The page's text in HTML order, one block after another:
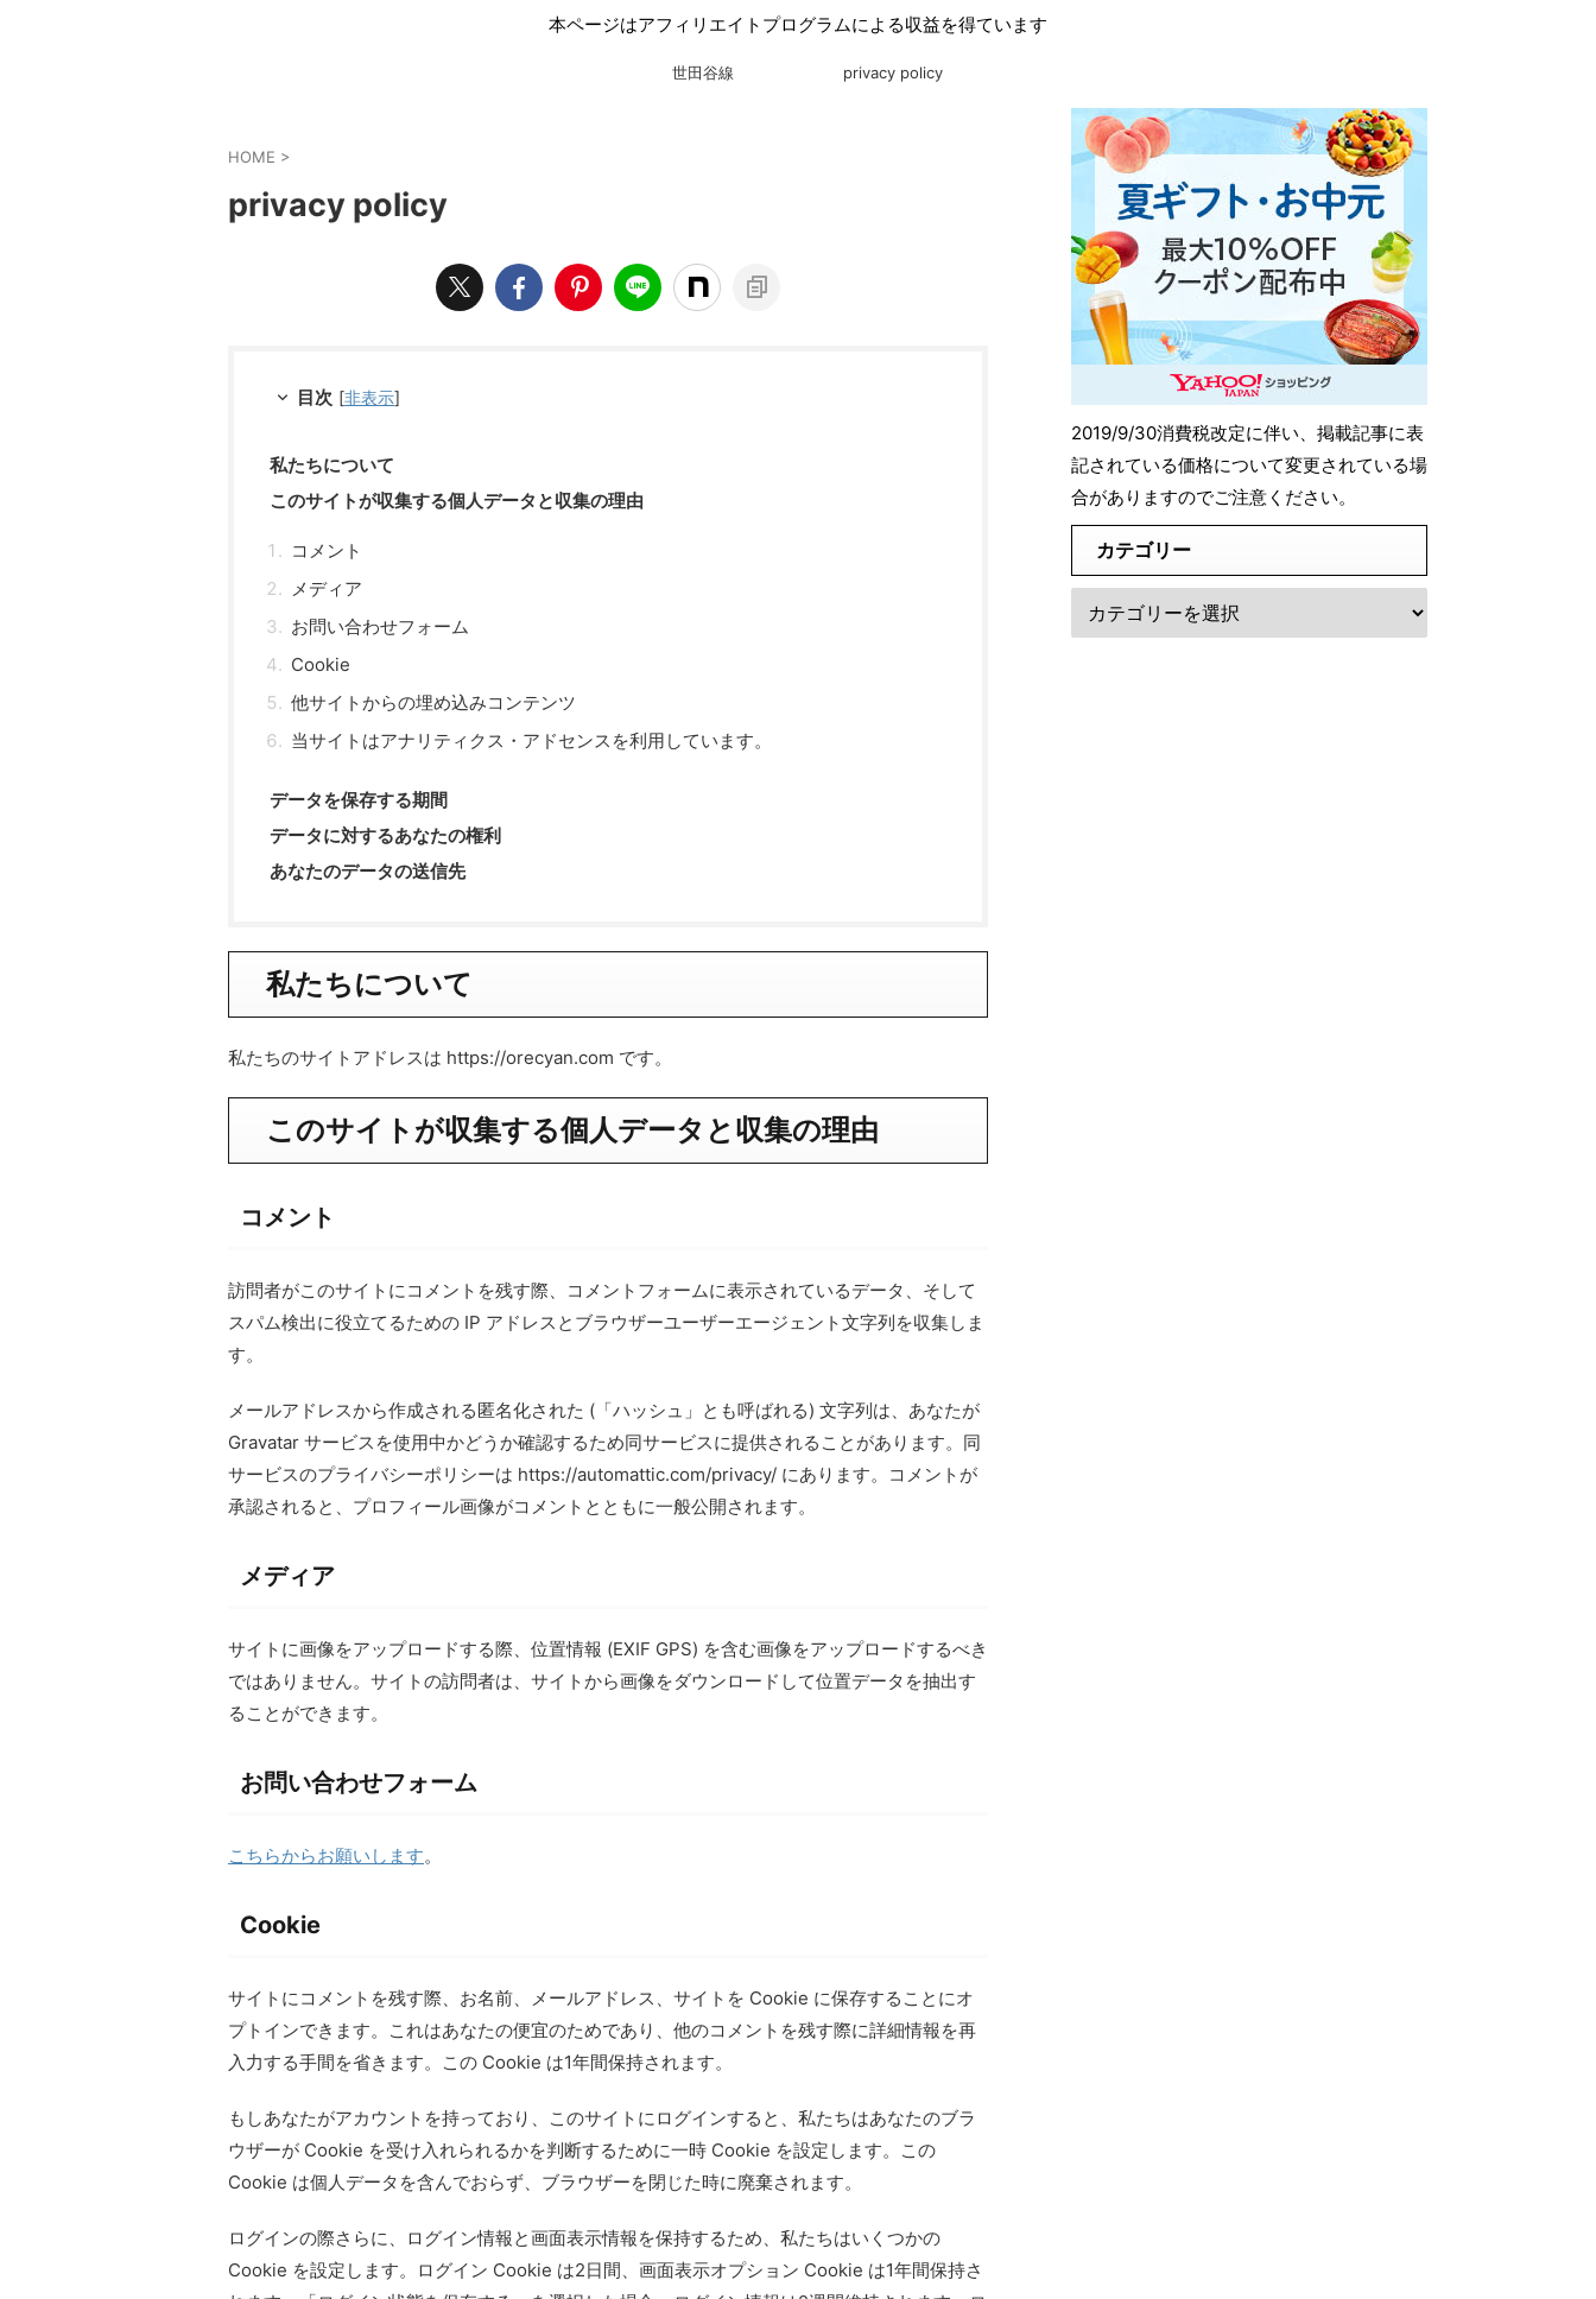
本ページはアフィリエイトプログラムによる収益を得ています
世田谷線 privacy policy
HOME >
privacy policy
目次 [非表示]
私たちについて
このサイトが収集する個人データと収集の理由
コメント
メディア
お問い合わせフォーム
Cookie
他サイトからの埋め込みコンテンツ
当サイトはアナリティクス・アドセンスを利用しています。
データを保存する期間
データに対するあなたの権利
あなたのデータの送信先
私たちについて
私たちのサイトアドレスは https://orecyan.com です。
このサイトが収集する個人データと収集の理由
コメント
訪問者がこのサイトにコメントを残す際、コメントフォームに表示されているデータ、そして
スパム検出に役立てるための IP アドレスとブラウザーユーザーエージェント文字列を収集しま
す。
メールアドレスから作成される匿名化された (「ハッシュ」とも呼ばれる) 文字列は、あなたが
Gravatar サービスを使用中かどうか確認するため同サービスに提供されることがあります。同
サービスのプライバシーポリシーは https://automattic.com/privacy/ にあります。コメントが
承認されると、プロフィール画像がコメントとともに一般公開されます。
メディア
サイトに画像をアップロードする際、位置情報 (EXIF GPS) を含む画像をアップロードするべき
ではありません。サイトの訪問者は、サイトから画像をダウンロードして位置データを抽出す
ることができます。
お問い合わせフォーム
こちらからお願いします。
Cookie
サイトにコメントを残す際、お名前、メールアドレス、サイトを Cookie に保存することにオ
プトインできます。これはあなたの便宜のためであり、他のコメントを残す際に詳細情報を再
入力する手間を省きます。この Cookie は1年間保持されます。
もしあなたがアカウントを持っており、このサイトにログインすると、私たちはあなたのブラ
ウザーが Cookie を受け入れられるかを判断するために一時 Cookie を設定します。この
Cookie は個人データを含んでおらず、ブラウザーを閉じた時に廃棄されます。
ログインの際さらに、ログイン情報と画面表示情報を保持するため、私たちはいくつかの
Cookie を設定します。ログイン Cookie は2日間、画面表示オプション Cookie は1年間保持さ
2019/9/30消費税改定に伴い、掲載記事に表
記されている価格について変更されている場
合がありますのでご注意ください。
カテゴリー